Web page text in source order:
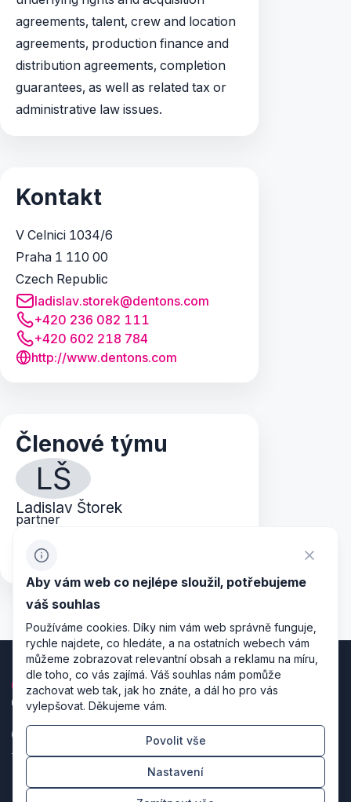
agreements, talent, crew and location
agreements, production finance and
distribution agreements, completion
guarantees, as well as related tax or
administrative law issues.
Kontakt
V Celnici 1034/6
Praha 1 110 00
Czech Republic
ladislav.storek@dentons.com
+420 236 082 111
+420 602 218 784
http://www.dentons.com
Členové týmu
LŠ
Ladislav Štorek
partner
+420 602 218 784
Zásady zpracování osobních údajů
Nastavení cookies
Aby vám web co nejlépe sloužil, potřebujeme
váš souhlas
Používáme cookies. Díky nim vám web správně funguje,
rychle najdete, co hledáte, a na ostatních webech vám
můžeme zobrazovat relevantní obsah a reklamu na míru,
dle toho, co vás zajímá. Váš souhlas nám pomůže
zachovat web tak, jak ho znáte, a dál ho pro vás
vylepšovat. Děkujeme vám.
Povolit vše
Nastavení